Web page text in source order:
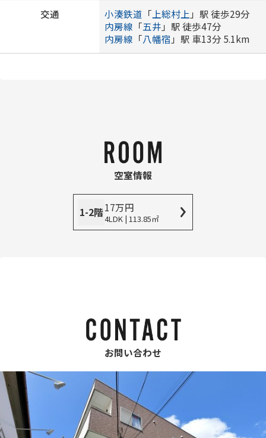
交通 小湊鉄道 「 上総村上 」駅 徒歩29分
内房線 「五井 」駅 徒歩47分
内房線 「八幡宿 」駅 車13分 5.1km
空室情報
1-2階17万円
4LDK | 113.85㎡
お問い合わせ